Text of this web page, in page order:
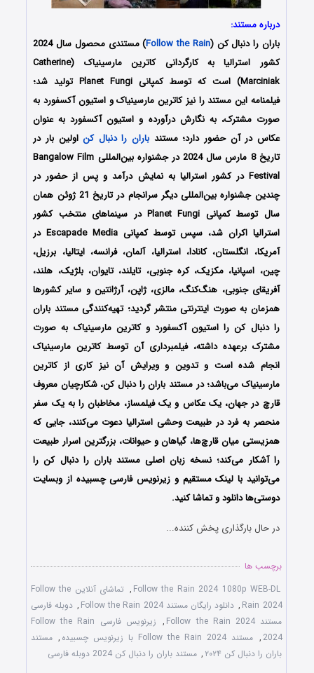
درباره مستند:
باران را دنبال کن (Follow the Rain
) مستندی محصول سال 2024
کشور استرالیا به کارگردانی کاترین مارسینیاک (Catherine
Marciniak) است که توسط کمپانی Planet Fungi تولید شد؛
فیلمنامه این مستند را نیز کاترین مارسینیاک و استیون آکسفورد به
صورت مشترک، به نگارش درآورده و استیون آکسفورد به عنوان
عکاس در آن حضور دارد؛ مستند باران را دنبال کناولین بار در
تاریخ 8 مارس سال 2024 در جشنواره بین‌المللی Bangalow Film
Festival در کشور استرالیا به نمایش درآمد و پس از حضور در
چندین جشنواره بین‌المللی دیگر سرانجام در تاریخ 21 ژوئن همان
سال توسط کمپانی Planet Fungi در سینماهای منتخب کشور
استرالیا اکران شد، سپس توسط کمپانی Escapade Media در
آمریکا، انگلستان، کانادا، استرالیا، آلمان، فرانسه، ایتالیا، برزیل،
چین، اسپانیا، مکزیک، کره جنوبی، تایلند، تایوان، بلژیک، هلند،
آفریقای جنوبی، هنگ‌کنگ، مالزی، ژاپن، آرژانتین و سایر کشورها
همزمان به صورت اینترنتی منتشر گردید؛ تهیه‌کنندگی مستند باران
را دنبال کن را استیون آکسفورد و کاترین مارسینیاک به صورت
مشترک برعهده داشته، فیلمبرداری آن توسط کاترین مارسینیاک
انجام شده است و تدوین و ویرایش آن نیز کاری از کاترین
مارسینیاک می‌باشد؛ در مستند باران را دنبال کن، شکارچیان معروف
قارچ در جهان، یک عکاس و یک فیلمساز، مخاطبان را به یک سفر
منحصر به فرد در طبیعت وحشی استرالیا دعوت می‌کنند، جایی که
همزیستی میان قارچ‌ها، گیاهان و حیوانات، بزرگترین اسرار طبیعت
را آشکار می‌کند؛ نسخه زبان اصلی مستند باران را دنبال کن را
می‌توانید با لینک مستقیم و زیرنویس فارسی چسبیده از وبسایت
دوستی‌ها دانلود و تماشا کنید.
در حال بارگذاری پخش کننده...
برچسب ها
Follow the Rain 2024 1080p WEB-DL
,
تماشای آنلاین Follow the
Rain 2024
, دانلود رایگان مستند Follow the Rain 2024 , دوبله فارسی
مستند Follow the Rain 2024
,
زیرنویس فارسی Follow the Rain
2024
, مستند Follow the Rain 2024 با زیرنویس چسبیده , مستند
باران را دنبال کن ۲۰۲۴
, مستند باران را دنبال کن 2024 دوبله فارسی